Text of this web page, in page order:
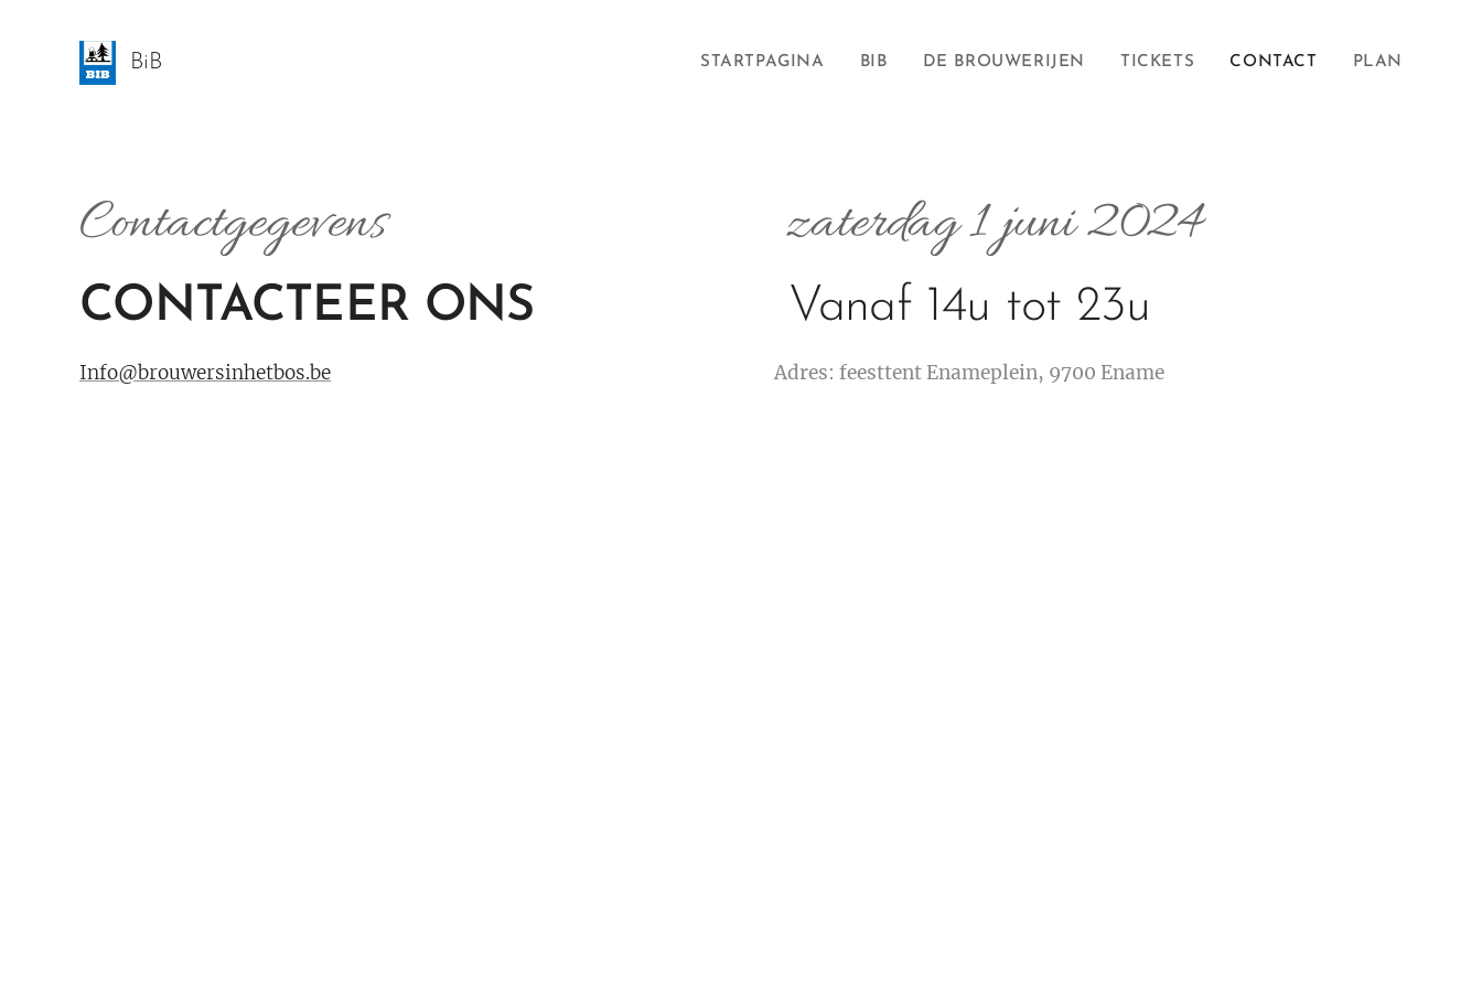
BiB STARTPAGINA BIB DE BROUWERIJEN TICKETS CONTACT PLAN
Contactgegevens
CONTACTEER ONS
Info@brouwersinhetbos.be
zaterdag 1 juni 2024
Vanaf 14u tot 23u
Adres: feesttent Enameplein, 9700 Ename